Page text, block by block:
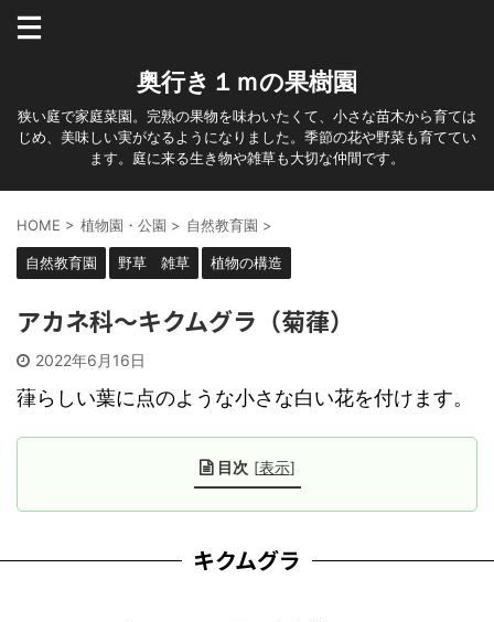
奥行き１ｍの果樹園
狭い庭で家庭菜園。完熟の果物を味わいたくて、小さな苗木から育ては
じめ、美味しい実がなるようになりました。季節の花や野菜も育ててい
ます。庭に来る生き物や雑草も大切な仲間です。
HOME > 植物園・公園 > 自然教育園 >
自然教育園 野草 雑草 植物の構造
アカネ科～キクムグラ（菊葎）
2022年6月16日
葎らしい葉に点のような小さな白い花を付けます。
目次 [表示]
キクムグラ